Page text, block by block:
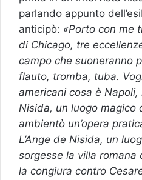
parlando appunto
anticipò: «Porto con me
di Chicago, tre
campo che suoneranno
flauto, tromba, tuba.
americani cosa è
Nisida, un luogo magico
ambientò un’opera
L’Ange de Nisida, un
sorgesse la villa romana
la congiura contro